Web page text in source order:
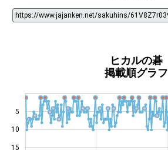
ヒカルの碁
掲載順グラフ
10
15
5